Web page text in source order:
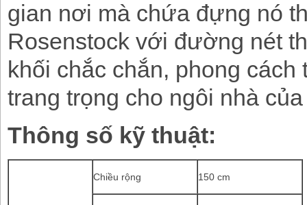
gian nơi mà chứa đựng nó
Rosenstock với đường nét
khối chắc chắn, phong
trang trọng cho ngôi nhà
Thông số kỹ thuật:
Chiều rộng 150 cm